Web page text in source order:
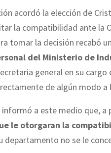
acordó la elección de
la compatibilidad ante la
tomar la decisión recabó un
del Ministerio de
general en su
de algún modo a
a este medio que, a
le otorgaran la
departamento no se le